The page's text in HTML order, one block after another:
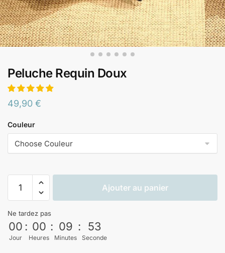
Peluche Requin Doux
49,90 €
Couleur
Ajouter au panier
Ne tardez pas
00
Jour
: 00
Heures
: 09
Minutes
: 52
Seconde